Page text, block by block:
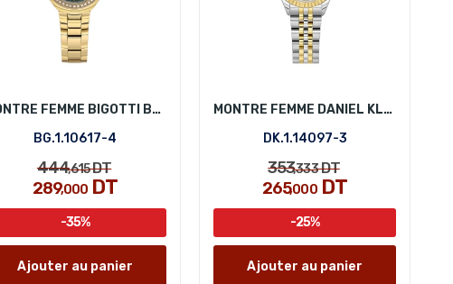
MONTRE FEMME BIGOTTI BG.1.10617-4
BG.1.10617-4
444,615DT
289,000 DT
-35%
Ajouter au panier
MONTRE FEMME DANIEL KLEIN DK.1.14097-3
DK.1.14097-3
353,333DT
265,000DT
-25%
Ajouter au panier